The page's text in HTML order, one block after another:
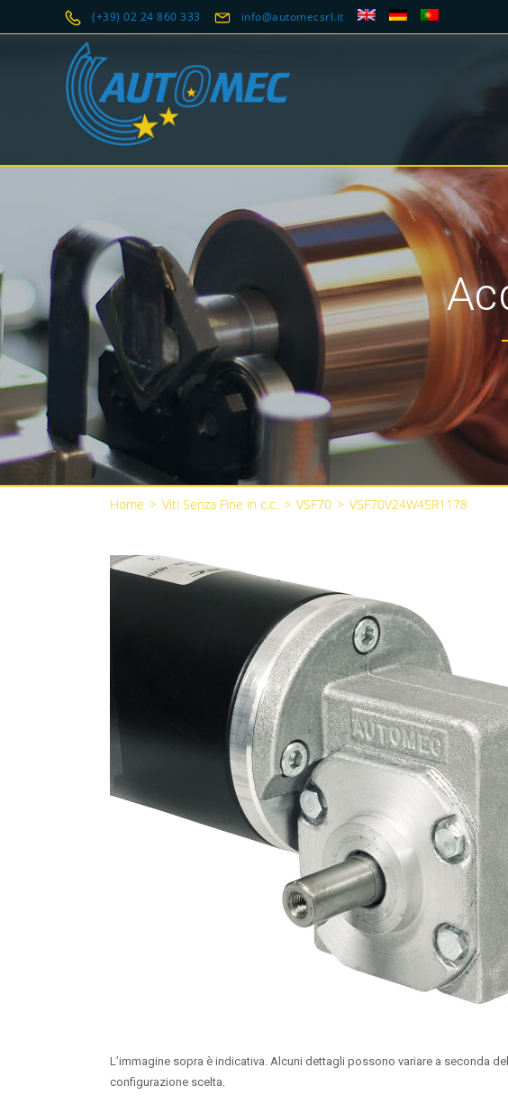
(+39) 02 24 860 333 info@automecsrl.it
Home > Viti Senza Fine in c.c. > VSF70 > VSF70V24W45R1178
L’immagine sopra è indicativa. Alcuni dettagli possono variare a seconda
configurazione scelta.